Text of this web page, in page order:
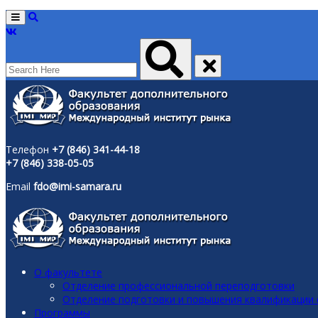
Menu
Телефон +7 (846) 341-44-18
+7 (846) 338-05-05
Email fdo@imi-samara.ru
О факультете
Отделение профессиональной переподготовки
Отделение подготовки и повышения квалификации
Программы